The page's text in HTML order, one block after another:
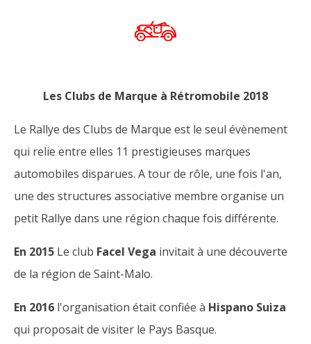
Les Clubs de Marque à Rétromobile 2018
Le Rallye des Clubs de Marque est le seul évènement
qui relie entre elles 11 prestigieuses marques
automobiles disparues. A tour de rôle, une fois l'an,
une des structures associative membre organise un
petit Rallye dans une région chaque fois différente.
En 2015 Le club Facel Vega invitait à une découverte
de la région de Saint-Malo.
En 2016 l'organisation était confiée à Hispano Suiza
qui proposait de visiter le Pays Basque.